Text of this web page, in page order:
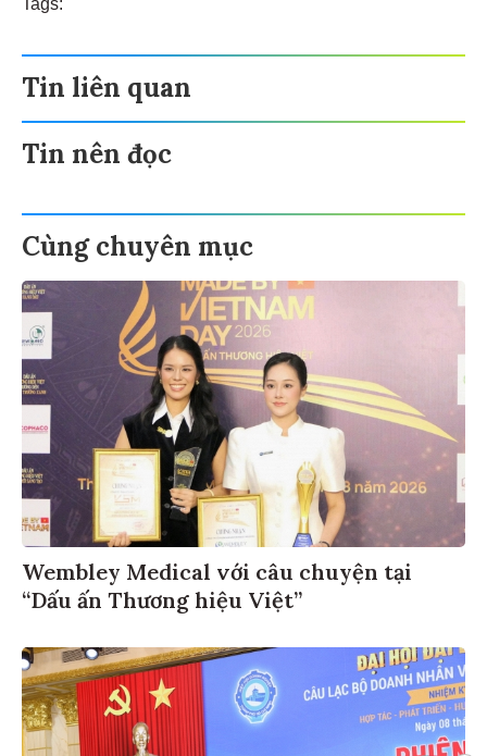
Tin liên quan
Tin nên đọc
Cùng chuyên mục
Wembley Medical với câu chuyện tại
“Dấu ấn Thương hiệu Việt”